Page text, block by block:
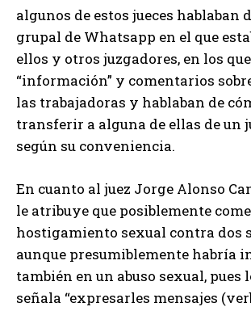
algunos de estos jueces hablaban
grupal de Whatsapp en el que
ellos y otros juzgadores, en los
“información” y comentarios
las trabajadoras y hablaban de
transferir a alguna de ellas de un
según su conveniencia.
En cuanto al juez Jorge Alonso
le atribuye que posiblemente
hostigamiento sexual contra dos
aunque presumiblemente habría
también en un abuso sexual, pues
señala “expresarles mensajes